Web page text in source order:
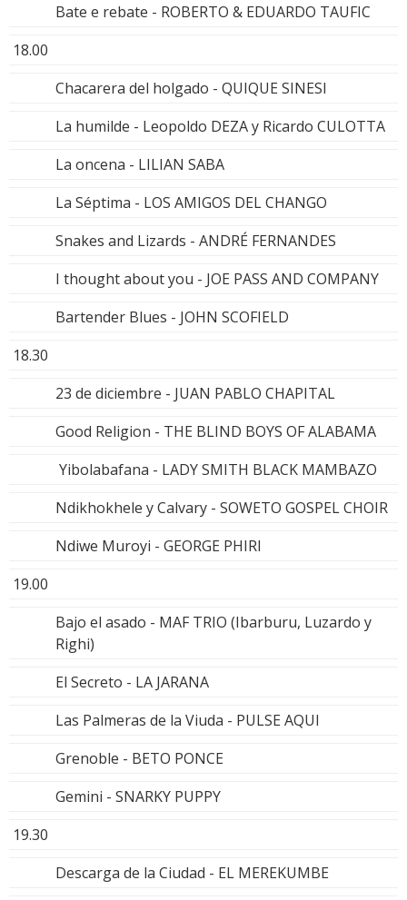
Bate e rebate - ROBERTO & EDUARDO TAUFIC
18.00
Chacarera del holgado - QUIQUE SINESI
La humilde - Leopoldo DEZA y Ricardo CULOTTA
La oncena - LILIAN SABA
La Séptima - LOS AMIGOS DEL CHANGO
Snakes and Lizards - ANDRÉ FERNANDES
I thought about you - JOE PASS AND COMPANY
Bartender Blues - JOHN SCOFIELD
18.30
23 de diciembre - JUAN PABLO CHAPITAL
Good Religion - THE BLIND BOYS OF ALABAMA
Yibolabafana - LADY SMITH BLACK MAMBAZO
Ndikhokhele y Calvary - SOWETO GOSPEL CHOIR
Ndiwe Muroyi - GEORGE PHIRI
19.00
Bajo el asado - MAF TRIO (Ibarburu, Luzardo y
Righi)
El Secreto - LA JARANA
Las Palmeras de la Viuda - PULSE AQUI
Grenoble - BETO PONCE
Gemini - SNARKY PUPPY
19.30
Descarga de la Ciudad - EL MEREKUMBE